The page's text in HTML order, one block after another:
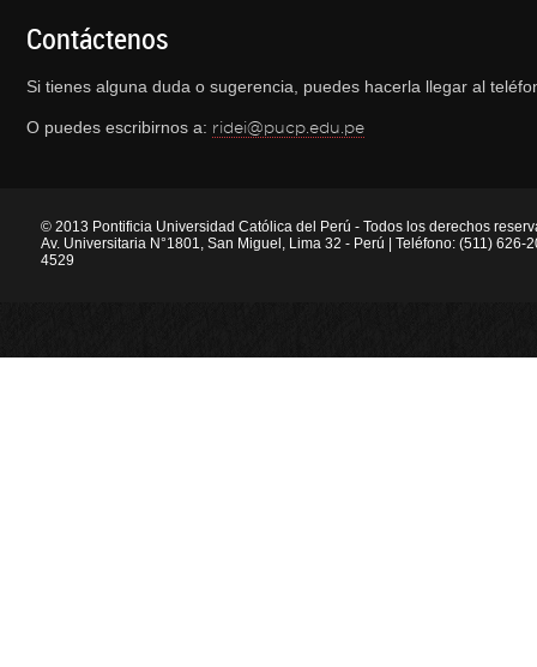
Contáctenos
Si tienes alguna duda o sugerencia, puedes hacerla llegar al
O puedes escribirnos a: ridei@pucp.edu.pe
© 2013 Pontificia Universidad Católica del Perú - Todos los derechos
Av. Universitaria N°1801, San Miguel, Lima 32 - Perú | Teléfono: (511) 626-
4529